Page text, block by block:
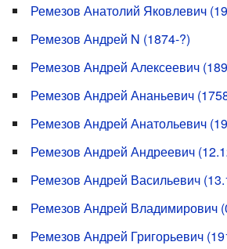
Ремезов Анатолий Яковлевич
Ремезов Андрей N (1874-?)
Ремезов Андрей Алексеевич
Ремезов Андрей Ананьевич
Ремезов Андрей Анатольевич
Ремезов Андрей Андреевич
Ремезов Андрей Васильевич
Ремезов Андрей Владимирович
Ремезов Андрей Григорьевич